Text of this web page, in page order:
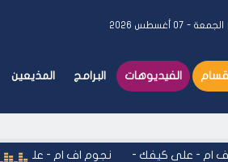
الجمعة - ٠٧ أغسطس ٢٠٢٦
الفيديوهات البرامج المذيعين
- - على كيفك -نجوم اف ام - على كيفك